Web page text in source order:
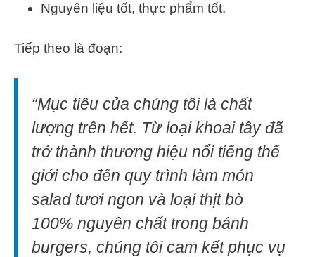
Nguyên liệu tốt, thực phẩm tốt.
Tiếp theo là đoạn:
“Mục tiêu của chúng tôi là chất
lượng trên hết. Từ loại khoai tây đã
trở thành thương hiệu nổi tiếng thế
giới cho đến quy trình làm món
salad tươi ngon và loại thịt bò
100% nguyên chất trong bánh
burgers, chúng tôi cam kết phục vụ